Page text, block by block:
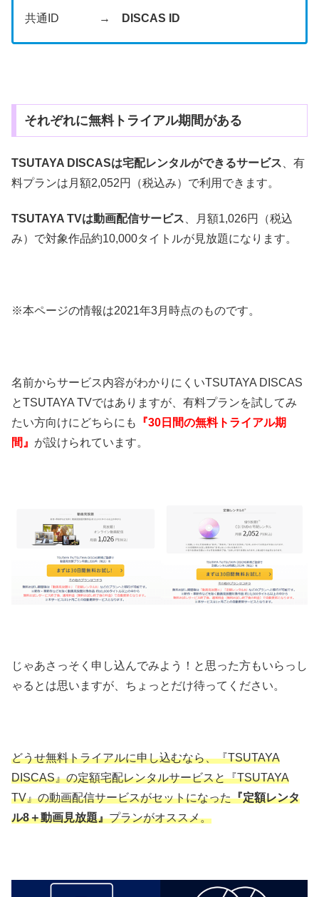
共通ID → DISCAS ID
それぞれに無料トライアル期間がある
TSUTAYA DISCASは宅配レンタルができるサービス 、有
料プランは月額2,052円（税込み）で利用できます。
TSUTAYA TVは動画配信サービス 、月額1,026円（税込
み）で対象作品約10,000タイトルが見放題になります。
※本ページの情報は2021年3月時点のものです。
名前からサービス内容がわかりにくいTSUTAYA DISCAS
とTSUTAYA TVではありますが、有料プランを試してみ
たい方向けにどちらにも
『30日間の無料トライアル期
間』 が設けられています。
じゃあさっそく申し込んでみよう！と思った方もいらっし
ゃるとは思いますが、ちょっとだけ待ってください。
どうせ無料トライアルに申し込むなら、『TSUTAYA
DISCAS』の定額宅配レンタルサービスと『TSUTAYA
TV』の動画配信サービスがセットになった『定額レンタ
ル8＋動画見放題』プランがオススメ。